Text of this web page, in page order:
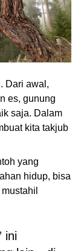
. Dari awal,
es, gunung
saja. Dalam
kita takjub
yang
hidup, bisa
ini